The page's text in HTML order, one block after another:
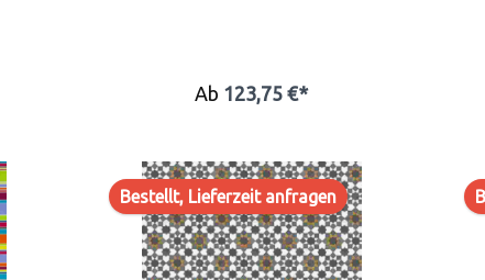
Ab 123,75 €*
Bestellt, Lieferzeit anfragen